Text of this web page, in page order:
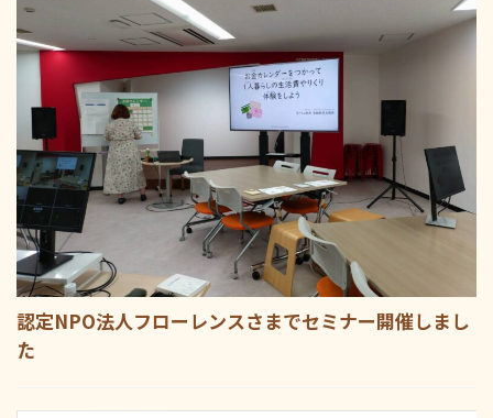
認定NPO法人フローレンスさまでセミナー開催しまし
た